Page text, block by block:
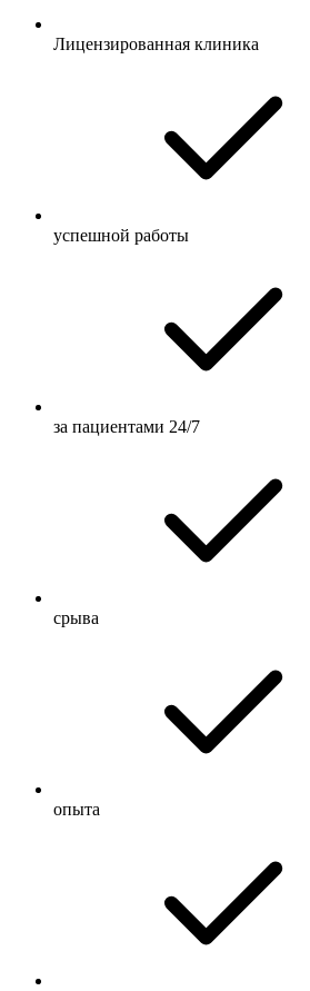
Лицензированная клиника
успешной работы
за пациентами 24/7
срыва
опыта